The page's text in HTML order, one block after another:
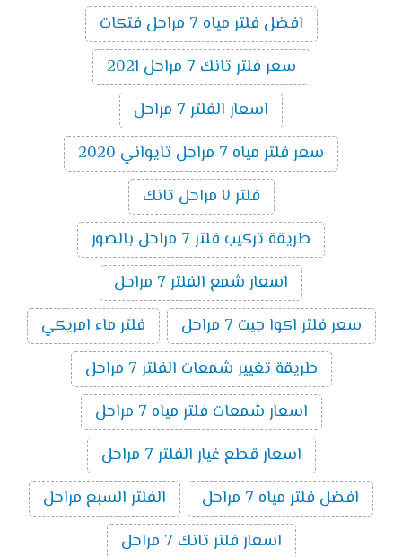
افضل فلتر مياه 7 مراحل فتكات
سعر فلتر تانك 7 مراحل 2021
اسعار الفلتر 7 مراحل
سعر فلتر مياه 7 مراحل تايواني 2020
فلتر ٧ مراحل تانك
طريقة تركيب فلتر 7 مراحل بالصور
اسعار شمع الفلتر 7 مراحل
سعر فلتر اكوا جيت 7 مراحل
فلتر ماء امريكي
طريقة تغيير شمعات الفلتر 7 مراحل
اسعار شمعات فلتر مياه 7 مراحل
اسعار قطع غيار الفلتر 7 مراحل
افضل فلتر مياه 7 مراحل
الفلتر السبع مراحل
اسعار فلتر تانك 7 مراحل